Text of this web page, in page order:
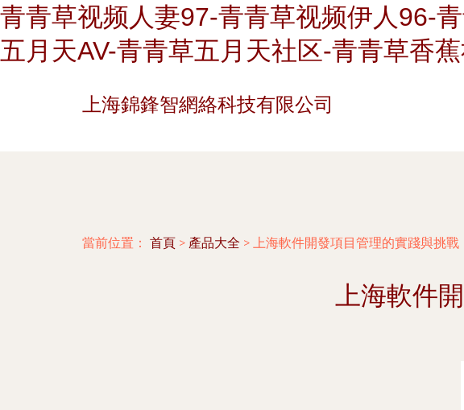
青青草视频人妻97-青青草视频伊人96-
五月天AV-青青草五月天社区-青青草香
上海錦鋒智網絡科技有限公司
當前位置： 首頁 > 產品大全 > 上海軟件開發項目管理的實踐與挑戰
上海軟件